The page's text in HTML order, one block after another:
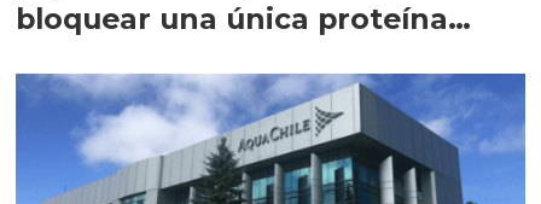
bloquear una única proteína